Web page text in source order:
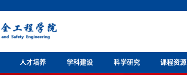
人才培养 学科建设 科学研究 课程资源